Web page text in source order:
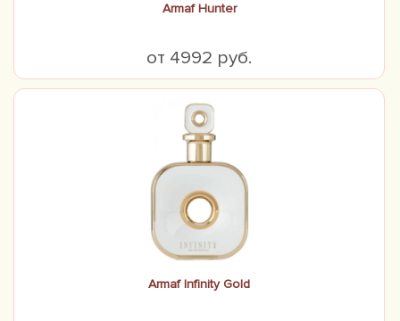
Armaf Hunter
от 4992 руб.
Armaf Infinity Gold